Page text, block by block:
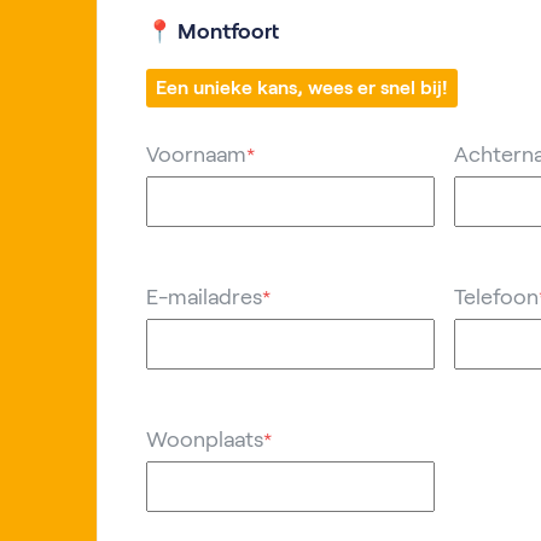
📍 Montfoort
Een unieke kans, wees er snel bij!
Voornaam*
E-mailadres* Telefoon
Woonplaats*